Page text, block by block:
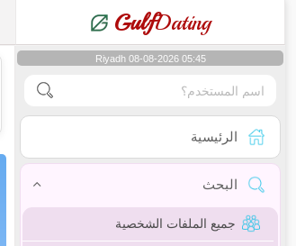
GulfDating
Riyadh 08-08-2026 05:45
الرئيسية
البحث
جميع الملفات الشخصية